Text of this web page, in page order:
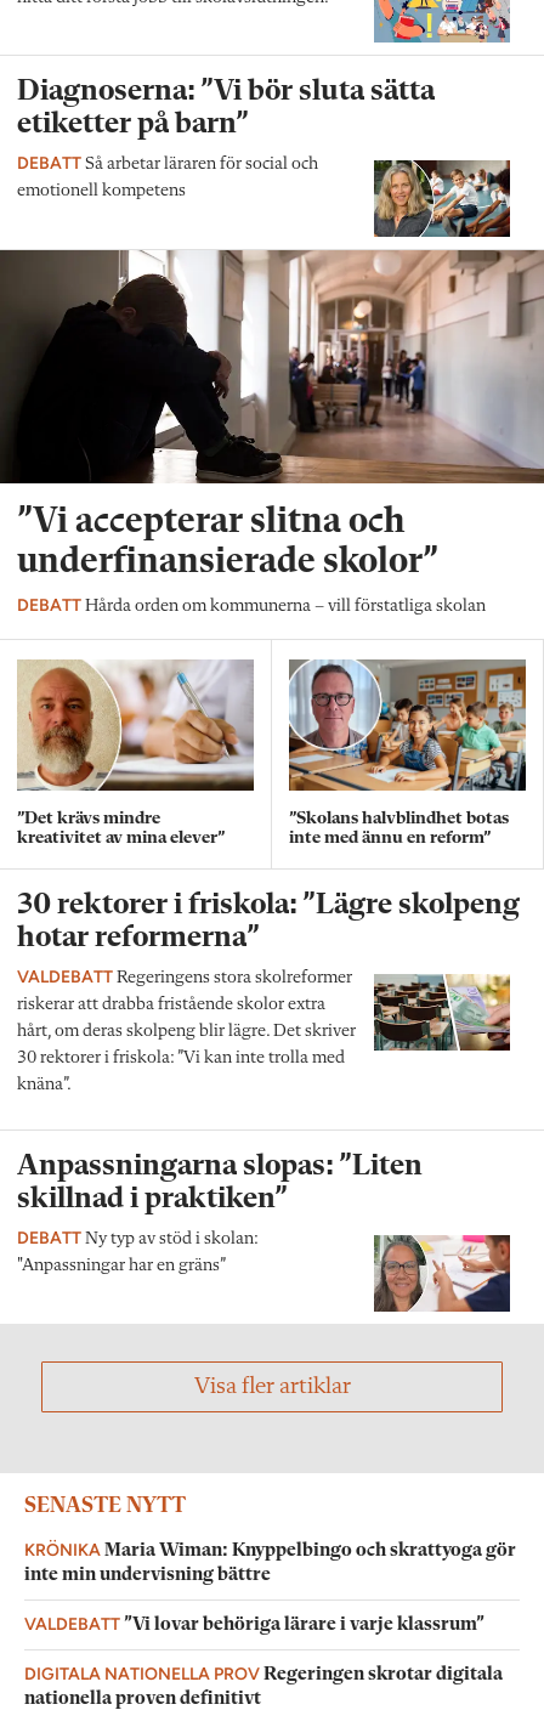
Diagnoserna: ”Vi bör sluta sätta
etiketter på barn”
DEBATT Så arbetar läraren för social och
emotionell kompetens
”Vi accepterar slitna och
underfinansierade skolor”
DEBATT Hårda orden om kommunerna – vill förstatliga skolan
”Det krävs mindre
kreativitet av mina elever”
”Skolans halvblindhet botas
inte med ännu en reform”
30 rektorer i friskola: ”Lägre skolpeng
hotar reformerna”
VALDEBATT Regeringens stora skolreformer
riskerar att drabba fristående skolor extra
hårt, om deras skolpeng blir lägre. Det skriver
30 rektorer i friskola: ”Vi kan inte trolla med
knäna”.
Anpassningarna slopas: ”Liten
skillnad i praktiken”
DEBATT Ny typ av stöd i skolan:
"Anpassningar har en gräns”
Visa fler artiklar
SENASTE NYTT
KRÖNIKA Maria Wiman: Knyppelbingo och skrattyoga gör
inte min undervisning bättre
VALDEBATT”Vi lovar behöriga lärare i varje klassrum”
DIGITALA NATIONELLA PROVRegeringen skrotar digitala
nationella proven definitivt